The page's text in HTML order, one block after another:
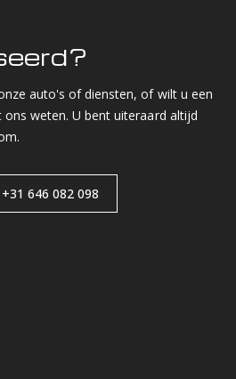
auto's of diensten, of wilt u een
weten. U bent uiteraard altijd
+31 646 082 098